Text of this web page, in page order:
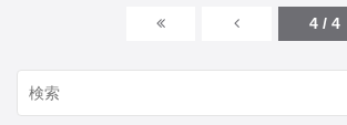
4 / 4